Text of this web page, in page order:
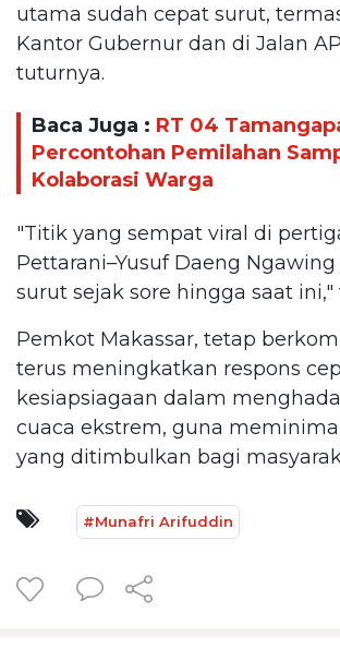
utama sudah cepat surut,
Kantor Gubernur dan di Jalan
tuturnya.
Baca Juga : RT 04
Percontohan Pemilahan
Kolaborasi Warga
"Titik yang sempat viral di
Pettarani–Yusuf Daeng
surut sejak sore hingga saat
Pemkot Makassar, tetap
terus meningkatkan respons
kesiapsiagaan dalam
cuaca ekstrem, guna
yang ditimbulkan bagi
#Munafri Arifuddin